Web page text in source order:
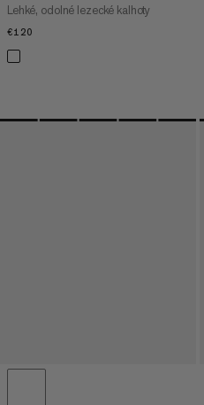
Lehké, odolné lezecké kalhoty
€120